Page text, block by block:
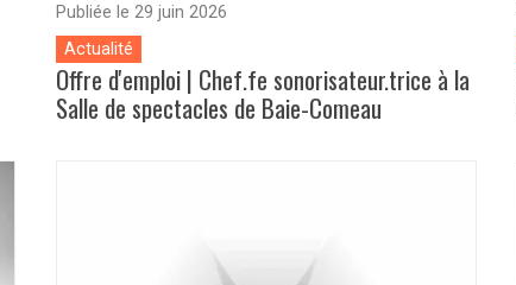
Publiée le 29 juin 2026
Actualité
Offre d'emploi | Chef.fe sonorisateur.trice à la
Salle de spectacles de Baie-Comeau